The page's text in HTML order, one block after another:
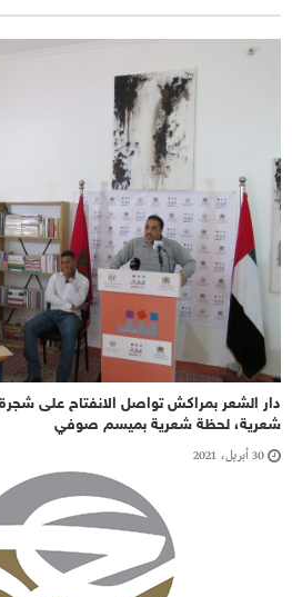
دار الشعر بمراكش تواصل الانفتاح على
شعرية، لحظة شعرية بميسم صوفي
30 أبريل، 2021